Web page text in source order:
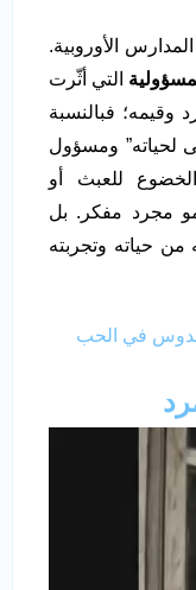
الأوروبية.
التي أثّرت
وقيمه؛ فبالنسبة
ومسؤول
للعبث أو
مجرد مفكر. بل
حياته وتجربته
في الحب